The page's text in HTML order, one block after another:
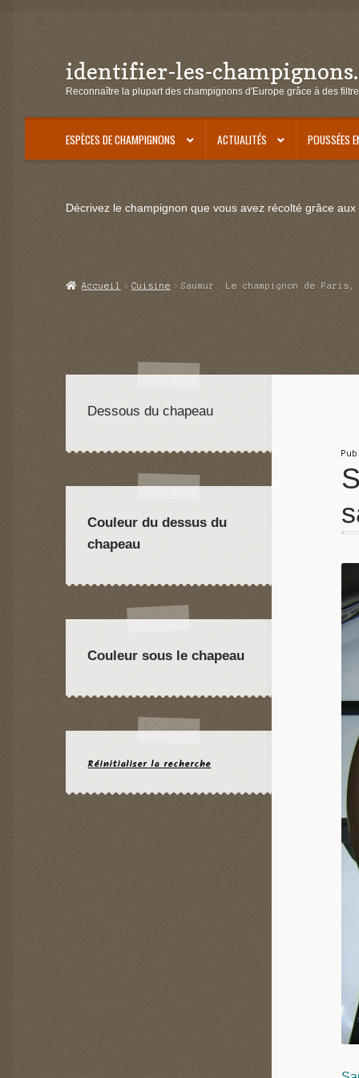
Aller
à
navigation
Aller
au
identifier-les-
Reconnaître la plupart des champignons d'Europe grâce à des
ESPÈCES DE CHAMPIGNONS ACTUALITÉS POUSSÉES
Décrivez le champignon que vous avez récolté grâce
Accueil Cuisine Saumur. Le champignon de
Dessous du chapeau
Couleur du dessus du
chapeau
Couleur sous le chapeau
Réinitialiser la recherche